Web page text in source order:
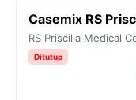
Casemix RS
RS Priscilla Medical
Ditutup